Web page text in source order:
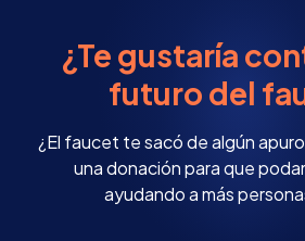
¿Te gustaría
futuro del
¿El faucet te sacó de algún
una donación para que
ayudando a más